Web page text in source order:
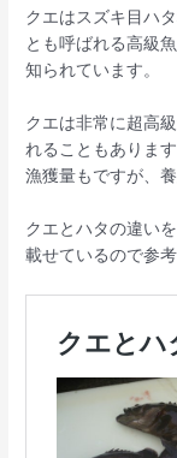
クエはスズキ目ハ
とも呼ばれる高級
知られています。
クエは非常に超高
れることもありま
漁獲量もですが、
クエとハタの違い
載せているので参